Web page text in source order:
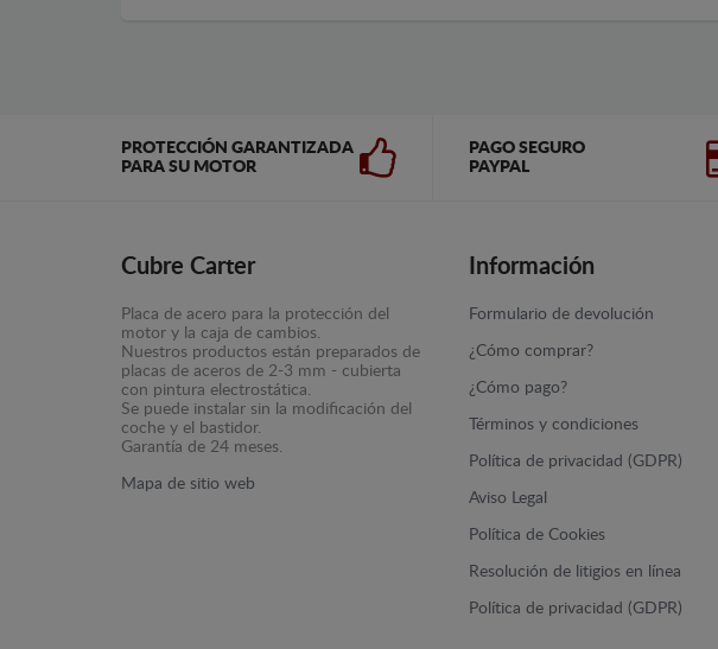
PROTECCIÓN GARANTIZADA
PARA SU MOTOR
PAGO SEGURO
PAYPAL
Cubre Carter
Placa de acero para la protección del
motor y la caja de cambios.
Nuestros productos están preparados de
placas de aceros de 2-3 mm - cubierta
con pintura electrostática.
Se puede instalar sin la modificación del
coche y el bastidor.
Garantía de 24 meses.
Mapa de sitio web
Información
Formulario de devolución
¿Cómo comprar?
¿Cómo pago?
Términos y condiciones
Política de privacidad (GDPR)
Aviso Legal
Política de Cookies
Resolución de litigios en línea
Política de privacidad (GDPR)